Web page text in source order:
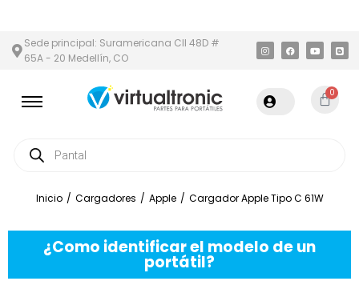
Sede principal: Suramericana Cll 48D #
65A - 20 Medellín, CO
0
Inicio / Cargadores / Apple / Cargador Apple Tipo C 61W
¿Como identificar el modelo de un
portátil?